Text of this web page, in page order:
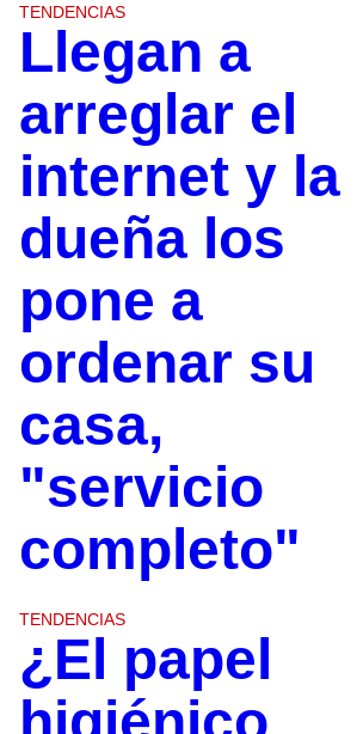
TENDENCIAS
Llegan a
arreglar el
internet y la
dueña los
pone a
ordenar su
casa,
"servicio
completo"
TENDENCIAS
¿El papel
higiénico